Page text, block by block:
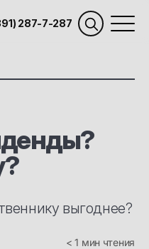
287-7-287
выгоднее?
< 1 мин чтения